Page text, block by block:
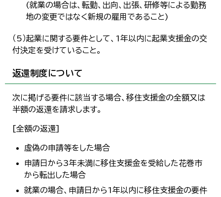
(就業の場合は、転勤、出向、出張、研修等による勤務
地の変更ではなく新規の雇用であること)
（5）起業に関する要件として、1年以内に起業支援金の交
付決定を受けていること。
返還制度について
次に掲げる要件に該当する場合、移住支援金の全額又は
半額の返還を請求します。
[全額の返還]
虚偽の申請等をした場合
申請日から3年未満に移住支援金を受給した花巻市
から転出した場合
就業の場合、申請日から1年以内に移住支援金の要件